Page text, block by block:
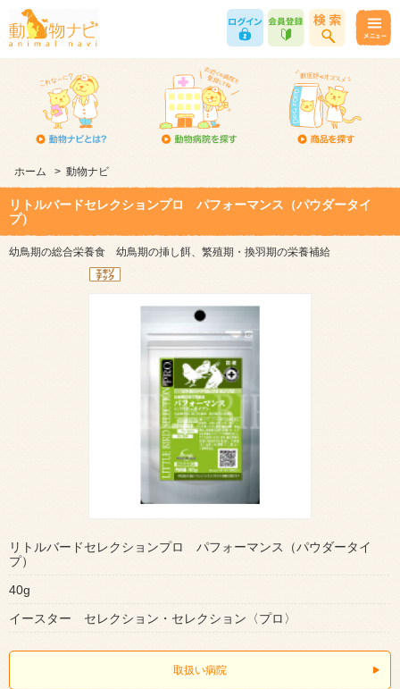
ホーム > 動物ナビ
リトルバードセレクションプロ パフォーマンス（パウダータイ
プ）
幼鳥期の総合栄養食 幼鳥期の挿し餌、繁殖期・換羽期の栄養補給
リトルバードセレクションプロ パフォーマンス（パウダータイ
プ）
40g
イースター セレクション・セレクション〈プロ〉
取扱い病院